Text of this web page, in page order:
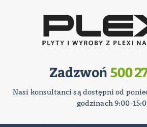
Zadzwoń 500
Nasi konsultanci są dostępni od
godzinach 9:00-